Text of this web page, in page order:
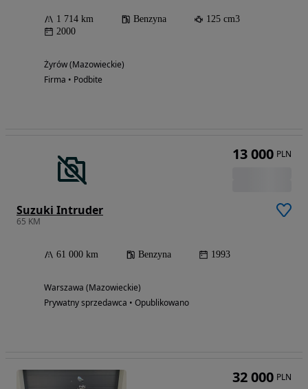
1 714 km Benzyna
125 cm3
2000
Żyrów (Mazowieckie)
Firma • Podbite
Suzuki Intruder
65 KM
61 000 km Benzyna 1993
Warszawa (Mazowieckie)
Prywatny sprzedawca • Opublikowano
13 000 PLN
32 000 PLN